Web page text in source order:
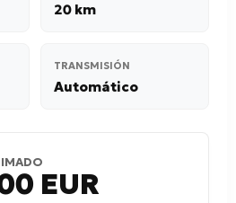
20 km
TRANSMISIÓN
Automático
EUR